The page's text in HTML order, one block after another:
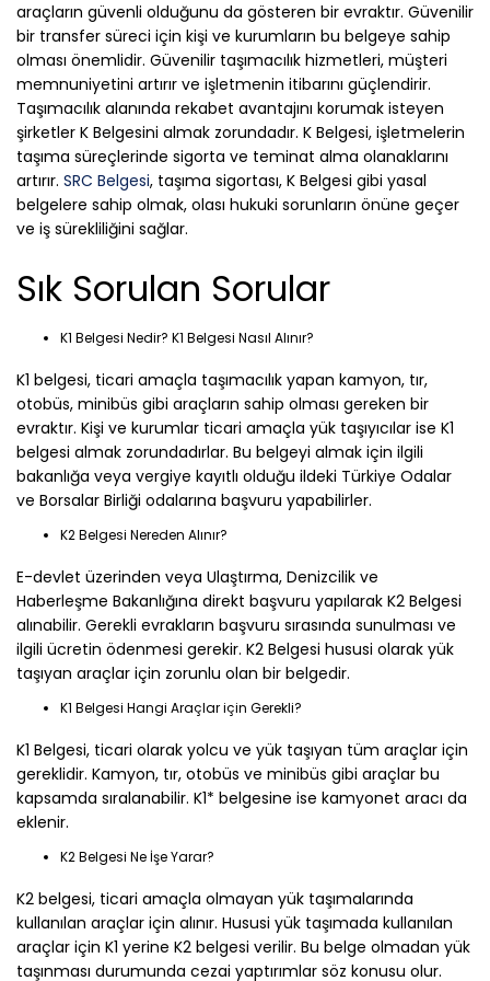
araçların güvenli olduğunu da gösteren bir evraktır. Güvenilir
bir transfer süreci için kişi ve kurumların bu belgeye sahip
olması önemlidir. Güvenilir taşımacılık hizmetleri, müşteri
memnuniyetini artırır ve işletmenin itibarını güçlendirir.
Taşımacılık alanında rekabet avantajını korumak isteyen
şirketler K Belgesini almak zorundadır. K Belgesi, işletmelerin
taşıma süreçlerinde sigorta ve teminat alma olanaklarını
artırır. SRC Belgesi, taşıma sigortası, K Belgesi gibi yasal
belgelere sahip olmak, olası hukuki sorunların önüne geçer
ve iş sürekliliğini sağlar.
Sık Sorulan Sorular
K1 Belgesi Nedir? K1 Belgesi Nasıl Alınır?
K1 belgesi, ticari amaçla taşımacılık yapan kamyon, tır,
otobüs, minibüs gibi araçların sahip olması gereken bir
evraktır. Kişi ve kurumlar ticari amaçla yük taşıyıcılar ise K1
belgesi almak zorundadırlar. Bu belgeyi almak için ilgili
bakanlığa veya vergiye kayıtlı olduğu ildeki Türkiye Odalar
ve Borsalar Birliği odalarına başvuru yapabilirler.
K2 Belgesi Nereden Alınır?
E-devlet üzerinden veya Ulaştırma, Denizcilik ve
Haberleşme Bakanlığına direkt başvuru yapılarak K2 Belgesi
alınabilir. Gerekli evrakların başvuru sırasında sunulması ve
ilgili ücretin ödenmesi gerekir. K2 Belgesi hususi olarak yük
taşıyan araçlar için zorunlu olan bir belgedir.
K1 Belgesi Hangi Araçlar için Gerekli?
K1 Belgesi, ticari olarak yolcu ve yük taşıyan tüm araçlar için
gereklidir. Kamyon, tır, otobüs ve minibüs gibi araçlar bu
kapsamda sıralanabilir. K1* belgesine ise kamyonet aracı da
eklenir.
K2 Belgesi Ne İşe Yarar?
K2 belgesi, ticari amaçla olmayan yük taşımalarında
kullanılan araçlar için alınır. Hususi yük taşımada kullanılan
araçlar için K1 yerine K2 belgesi verilir. Bu belge olmadan yük
taşınması durumunda cezai yaptırımlar söz konusu olur.